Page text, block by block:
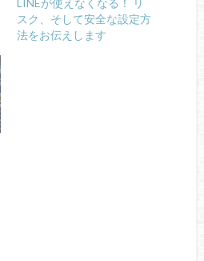
スク、そして安全な設定方
法をお伝えします